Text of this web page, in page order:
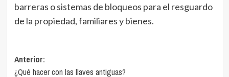
barreras o sistemas de bloqueos para el resguardo
de la propiedad, familiares y bienes.
Navegación
Anterior:
¿Qué hacer con las llaves antiguas?